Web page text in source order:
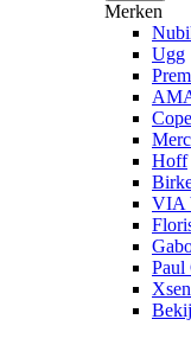
Merken
Ugg
Hoff
VIA
Paul